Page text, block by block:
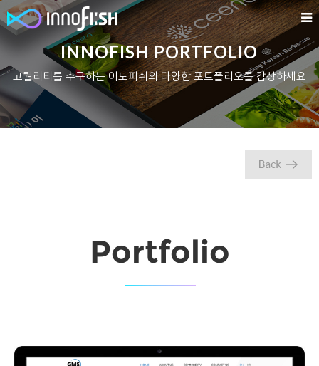
INNOFISH PORTFOLIO
고퀄리티를 추구하는 이노피쉬의 다양한 포트폴리오를 감상하세요
Portfolio